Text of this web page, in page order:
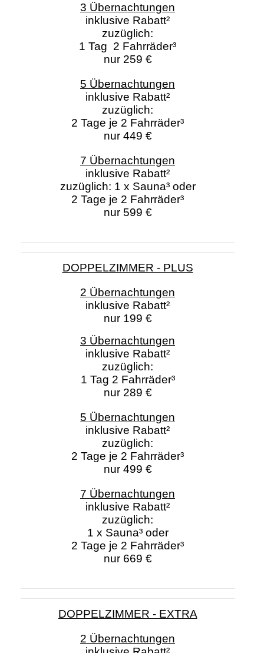
3 Übernachtungen
inklusive Rabatt²
zuzüglich:
1 Tag 2 Fahrräder³
nur 259 €
5 Übernachtungen
inklusive Rabatt²
zuzüglich:
2 Tage je 2 Fahrräder³
nur 449 €
7 Übernachtungen
inklusive Rabatt²
zuzüglich: 1 x Sauna³ oder
2 Tage je 2 Fahrräder³
nur 599 €
DOPPELZIMMER - PLUS
2 Übernachtungen
inklusive Rabatt²
nur 199 €
3 Übernachtungen
inklusive Rabatt²
zuzüglich:
1 Tag 2 Fahrräder³
nur 289 €
5 Übernachtungen
inklusive Rabatt²
zuzüglich:
2 Tage je 2 Fahrräder³
nur 499 €
7 Übernachtungen
inklusive Rabatt²
zuzüglich:
1 x Sauna³ oder
2 Tage je 2 Fahrräder³
nur 669 €
DOPPELZIMMER - EXTRA
2 Übernachtungen